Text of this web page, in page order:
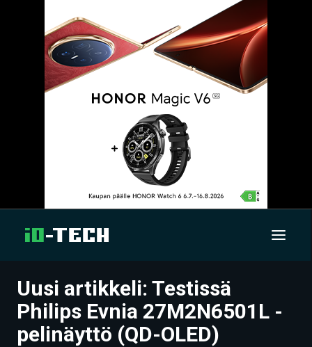
UUTISET
ARTIKKELIT
Uusi artikkeli: Testissä
Philips Evnia 27M2N6501L -
pelinäyttö (QD-OLED)